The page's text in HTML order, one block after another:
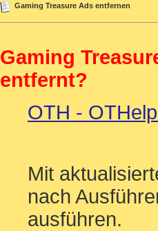
Gaming Treasure Ads entfernen
Gaming
entfernt?
OTH -
Mit
nach
ausführen.